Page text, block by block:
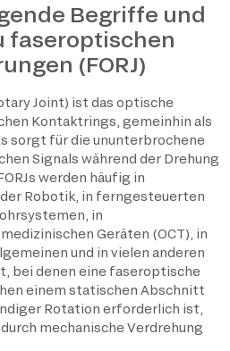
Begriffe und
faseroptischen
(FORJ)
Joint) ist das optische
Kontaktrings, gemeinhin als
sorgt für die ununterbrochene
Signals während der Drehung
werden häufig in
Robotik, in ferngesteuerten
in
Geräten (OCT), in
und in vielen anderen
bei denen eine faseroptische
einem statischen Abschnitt
Rotation erforderlich ist,
mechanische Verdrehung